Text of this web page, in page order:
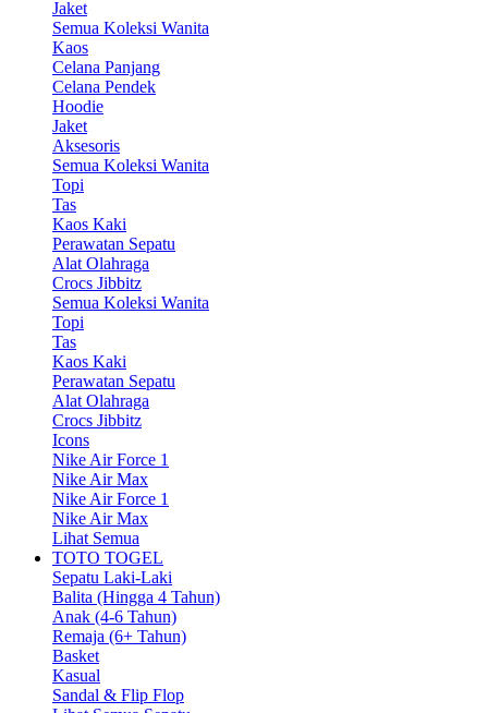
Jaket
Semua Koleksi Wanita
Kaos
Celana Panjang
Celana Pendek
Hoodie
Jaket
Aksesoris
Semua Koleksi Wanita
Topi
Tas
Kaos Kaki
Perawatan Sepatu
Alat Olahraga
Crocs Jibbitz
Semua Koleksi Wanita
Topi
Tas
Kaos Kaki
Perawatan Sepatu
Alat Olahraga
Crocs Jibbitz
Icons
Nike Air Force 1
Nike Air Max
Nike Air Force 1
Nike Air Max
Lihat Semua
TOTO TOGEL
Sepatu Laki-Laki
Balita (Hingga 4 Tahun)
Anak (4-6 Tahun)
Remaja (6+ Tahun)
Basket
Kasual
Sandal & Flip Flop